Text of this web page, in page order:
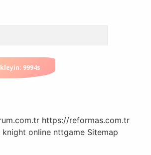
https://reformas.com.tr
knight online nttgame Sitemap